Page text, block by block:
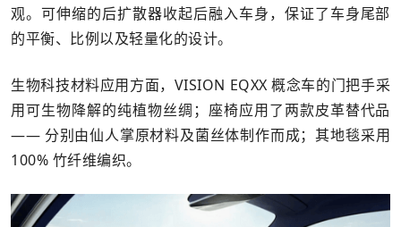
观。可伸缩的后扩散器收起后融入车身，保证了车身尾部
的平衡、比例以及轻量化的设计。
生物科技材料应用方面，VISION EQXX 概念车的门把手采
用可生物降解的纯植物丝绸；座椅应用了两款皮革替代品
—— 分别由仙人掌原材料及菌丝体制作而成；其地毯采用
100% 竹纤维编织。